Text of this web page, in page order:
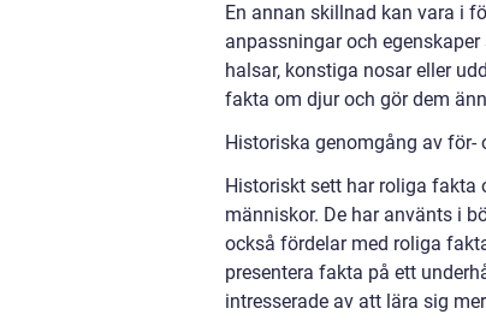
En annan skillnad kan vara i
anpassningar och
halsar, konstiga nosar eller
fakta om djur och gör dem
Historiska genomgång av
Historiskt sett har roliga fakta
människor. De har använts i
också fördelar med roliga
presentera fakta på ett
intresserade av att lära sig